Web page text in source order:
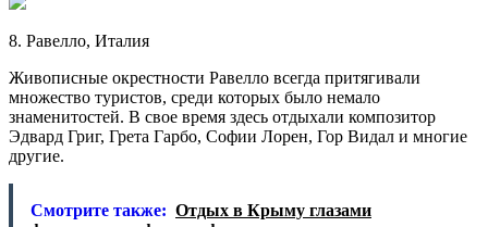
8. Равелло, Италия
Живописные окрестности Равелло всегда притягивали
множество туристов, среди которых было немало
знаменитостей. В свое время здесь отдыхали композитор
Эдвард Григ, Грета Гарбо, Софии Лорен, Гор Видал и многие
другие.
Смотрите также: Отдых в Крыму глазами